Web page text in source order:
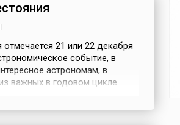
21 или 22 декабря
событие, в
астрономам, в
важных в годовом цикле